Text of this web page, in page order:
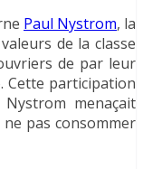
Paul Nystrom, la
de la classe
de par leur
Cette participation
menaçait
pas consommer